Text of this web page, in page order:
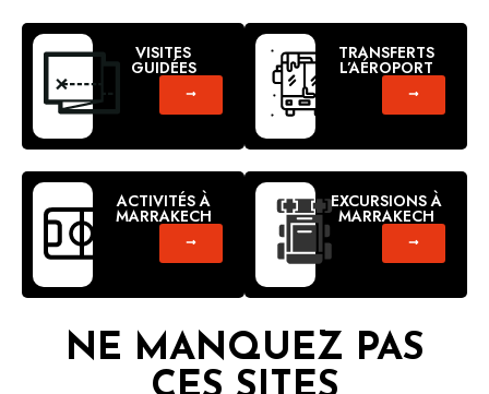
VISITES
GUIDÉES
TRANSFERTS
L’AÉROPORT
ACTIVITÉS À
MARRAKECH
EXCURSIONS À
MARRAKECH
NE MANQUEZ PAS